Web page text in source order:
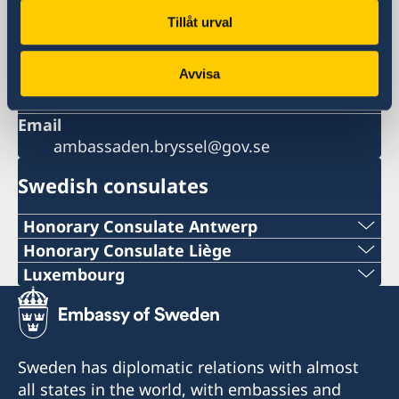
Tillåt urval
Avvisa
Embassy of Sweden
Square de Meeûs 30, 1000 Brussels
Belgium
+32 22895800
Email
ambassaden.bryssel@gov.se
Swedish consulates
Honorary Consulate Antwerp
PHONE
+ 32 14 710741
E-MAIL
swedish.consulate.flanders@gmail.com
Honorary Consulate Liège
PHONE
+32 19 32 92 11
+32 19 32 92 55
Luxembourg
PHONE
+352 26 6461
EMERGENCY PHONE
Sweden has diplomatic relations with almost
all states in the world, with embassies and